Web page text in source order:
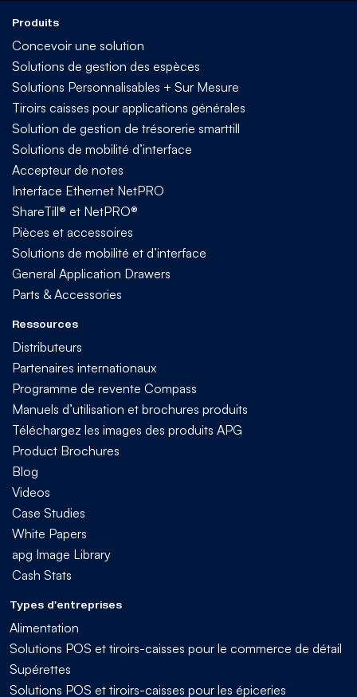
Produits
Concevoir une solution
Solutions de gestion des espèces
Solutions Personnalisables + Sur Mesure
Tiroirs caisses pour applications générales
Solution de gestion de trésorerie smarttill
Solutions de mobilité d’interface
Accepteur de notes
Interface Ethernet NetPRO
ShareTill® et NetPRO®
Pièces et accessoires
Solutions de mobilité et d’interface
General Application Drawers
Parts & Accessories
Ressources
Distributeurs
Partenaires internationaux
Programme de revente Compass
Manuels d’utilisation et brochures produits
Téléchargez les images des produits APG
Product Brochures
Blog
Videos
Case Studies
White Papers
apg Image Library
Cash Stats
Types d'entreprises
Alimentation
Solutions POS et tiroirs-caisses pour le commerce de détail
Supérettes
Solutions POS et tiroirs-caisses pour les épiceries